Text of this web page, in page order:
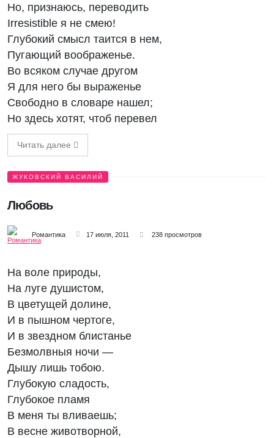
Но, признаюсь, переводить
Irresistible я не смею!
Глубокий смысл таится в нем,
Пугающий воображенье.
Во всяком случае другом
Я для него бы выраженье
Свободно в словаре нашел;
Но здесь хотят, чтоб перевел
Читать далее
ЖУКОВСКИЙ ВАСИЛИЙ
Любовь
Романтика 17 июля, 2011 238 просмотров
На воле природы,
На луге душистом,
В цветущей долине,
И в пышном чертоге,
И в звездном блистанье
Безмолвныя ночи —
Дышу лишь тобою.
Глубокую сладость,
Глубокое пламя
В меня ты вливаешь;
В весне животворной,